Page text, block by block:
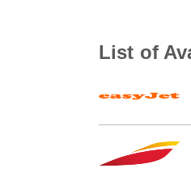
List of